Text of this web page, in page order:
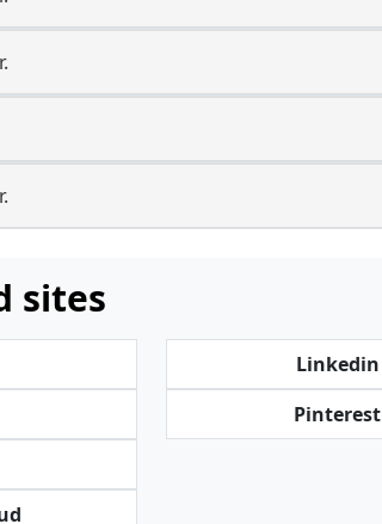
sites
Linkedin
Pinterest